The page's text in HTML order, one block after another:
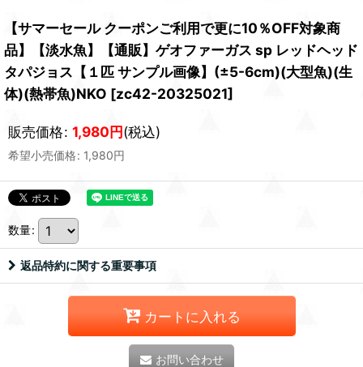
【サマーセール クーポンご利用で更に10％OFF対象商
品】【淡水魚】【通販】ゲオファーガス sp レッドヘッド
タパジョス【１匹 サンプル画像】(±5-6cm)(大型魚)(生
体)(熱帯魚)NKO [zc42-20325021]
販売価格: 1,980円(税込)
希望小売価格: 1,980円
数量:
返品特約に関する重要事項
カートに入れる
お問い合わせ